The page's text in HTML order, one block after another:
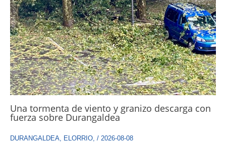
Una tormenta de viento y granizo descarga con
fuerza sobre Durangaldea
DURANGALDEA, ELORRIO, / 2026-08-08